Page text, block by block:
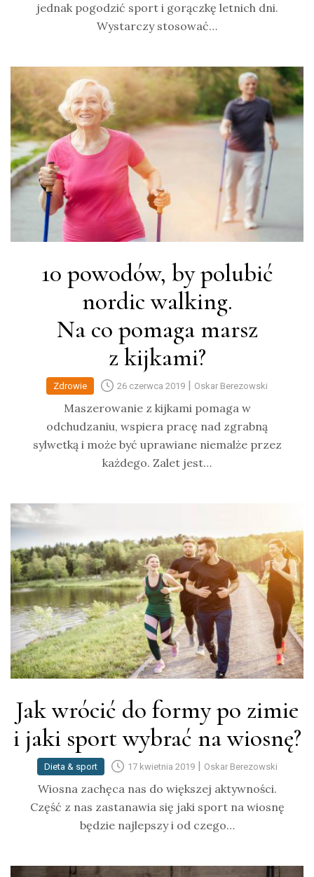
jednak pogodzić sport i gorączkę letnich dni.
Wystarczy stosować…
10 powodów, by polubić
nordic walking.
Na co pomaga marsz
z kijkami?
Zdrowie 26 czerwca 2019 | Oskar Berezowski
Maszerowanie z kijkami pomaga w
odchudzaniu, wspiera pracę nad zgrabną
sylwetką i może być uprawiane niemalże przez
każdego. Zalet jest…
Jak wrócić do formy po zimie
i jaki sport wybrać na wiosnę?
Dieta & sport 17 kwietnia 2019| Oskar Berezowski
Wiosna zachęca nas do większej aktywności.
Część z nas zastanawia się jaki sport na wiosnę
będzie najlepszy i od czego…